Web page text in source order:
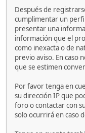
Después de
cumplimentar un
presentar una
información que el
como inexacta o de
previo aviso. En caso
que se estimen
Por favor tenga en
su dirección IP que
foro o contactar con
solo ocurrirá en caso